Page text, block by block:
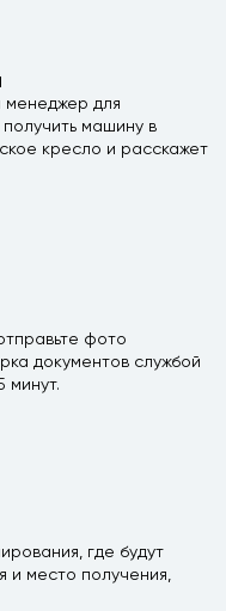
менеджер для
машину в
кресло и расскажет
фото
документов службой
минут.
где будут
и место получения,